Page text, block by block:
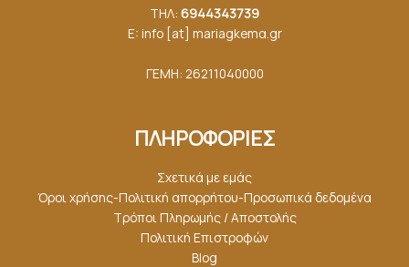
ΤΗΛ: 6944343739
E: info [at] mariagkemα.gr
ΓΕΜΗ: 26211040000
ΠΛΗΡΟΦΟΡΙΕΣ
Σχετικά με εμάς
Όροι χρήσης-Πολιτική απορρήτου-Προσωπικά δεδομένα
Τρόποι Πληρωμής / Αποστολής
Πολιτική Επιστροφών
Blog